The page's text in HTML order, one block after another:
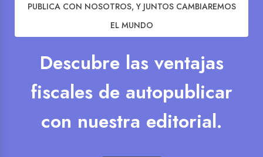
PUBLICA CON NOSOTROS, Y JUNTOS CAMBIAREMOS
EL MUNDO
Descubre las ventajas
fiscales de autopublicar
con nuestra editorial.